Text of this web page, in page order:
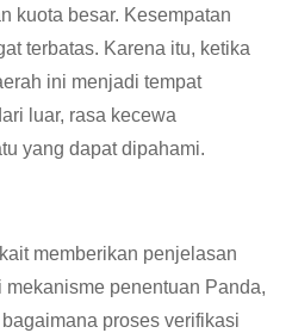
kuota besar. Kesempatan
terbatas. Karena itu, ketika
ini menjadi tempat
luar, rasa kecewa
yang dapat dipahami.
memberikan penjelasan
penentuan Panda,
proses verifikasi